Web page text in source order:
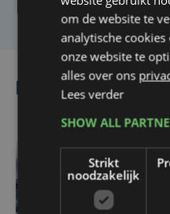
Lees ook
om de website te
analytische
onze website te
alles over ons
Lees verder
SHOW ALL
Strikt
noodzakelijk